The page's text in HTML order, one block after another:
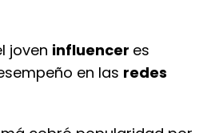
joven influencer es
en las redes